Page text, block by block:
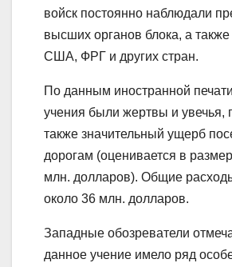
войск постоянно наблюдали
высших органов блока, а
США, ФРГ и других стран.
По данным иностранной
учения были жертвы и увечья,
также значительный ущерб
дорогам (оценивается в
млн. долларов). Общие
около 36 млн. долларов.
Западные обозреватели
данное учение имело ряд